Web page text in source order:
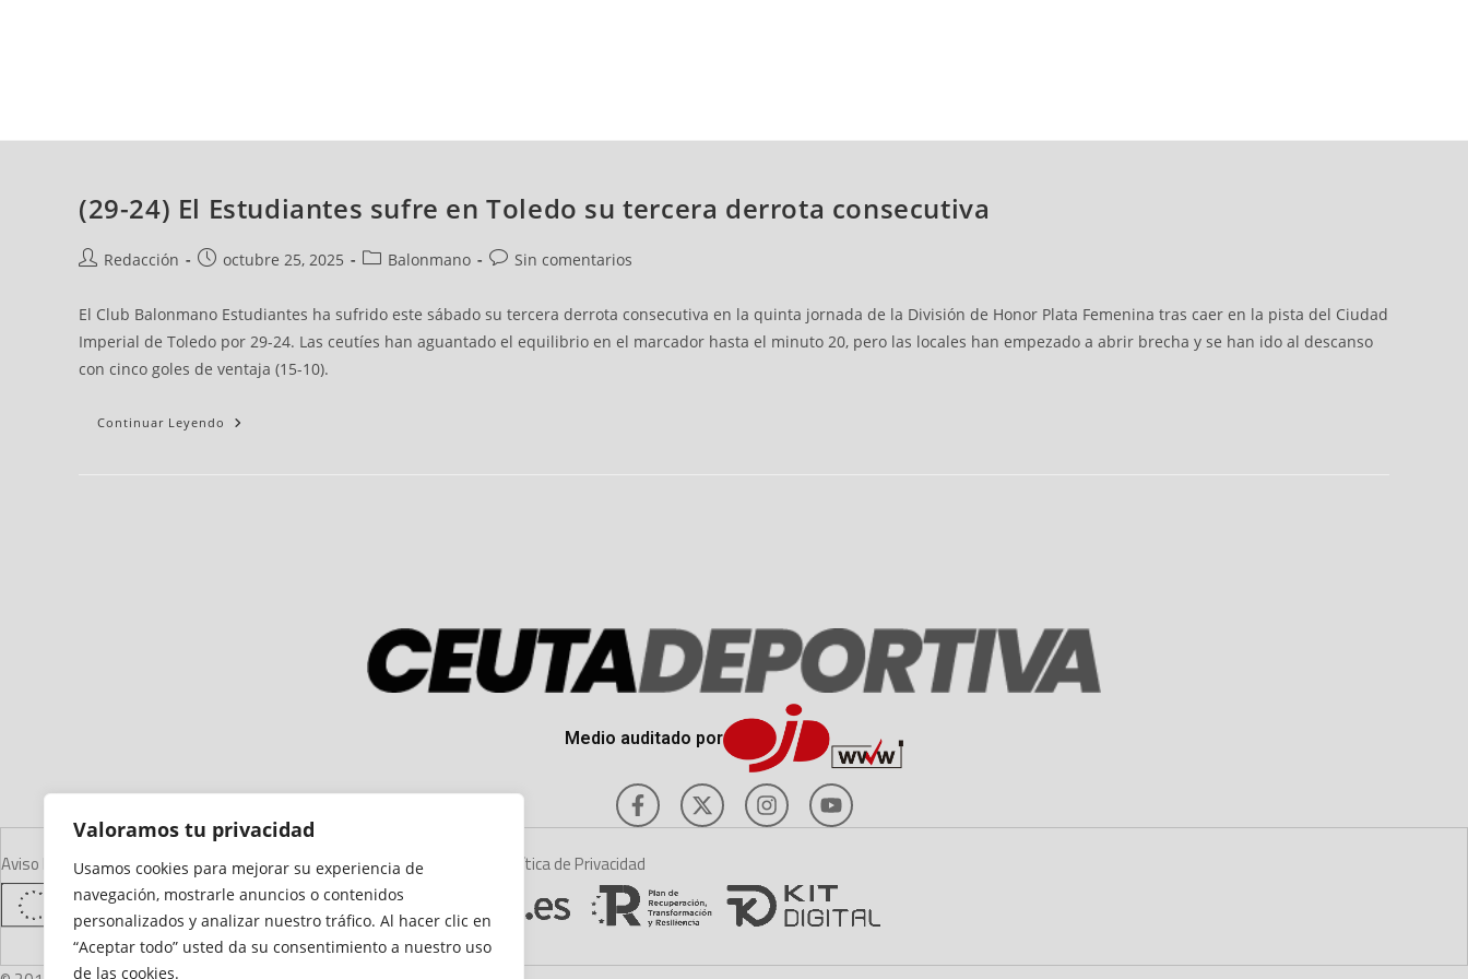
Valoramos tu privacidad
Usamos cookies para mejorar su experiencia de
navegación, mostrarle anuncios o contenidos
personalizados y analizar nuestro tráfico. Al hacer clic en
“Aceptar todo” usted da su consentimiento a nuestro uso
de las cookies.
(29-24) El Estudiantes sufre en Toledo su tercera derrota consecutiva
Redacción octubre 25, 2025 Balonmano Sin comentarios
El Club Balonmano Estudiantes ha sufrido este sábado su tercera derrota consecutiva en la quinta jornada de la División de Honor Plata Femenina tras caer en la pista del Ciudad
Imperial de Toledo por 29-24. Las ceutíes han aguantado el equilibrio en el marcador hasta el minuto 20, pero las locales han empezado a abrir brecha y se han ido al descanso
con cinco goles de ventaja (15-10).
Continuar Leyendo
Medio auditado por
Aviso LegalDeclaración de AccesibilidadMapa del SitioPolítica de Cookies Política de Privacidad